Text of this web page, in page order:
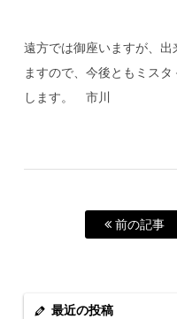
遠方では御座いますが、
ますので、今後ともミス
します。 市川
前の記事
最近の投稿